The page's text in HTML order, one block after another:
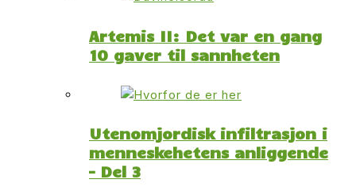
Artemis II: Det var en gang
10 gaver til sannheten
Utenomjordisk infiltrasjon i
menneskehetens anliggende
– Del 3